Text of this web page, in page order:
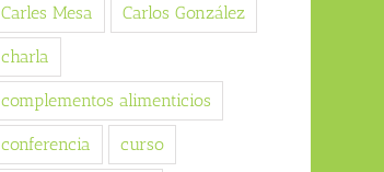
Carles Mesa Carlos González
charla
complementos alimenticios
conferencia curso